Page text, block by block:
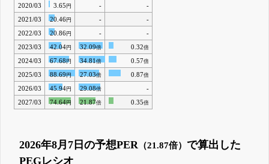
2020/03
3.65 円 -
-
2021/03
20.46円 -
-
2022/03
20.86円 -
-
2023/03
42.04円 32.09倍 0.32倍
2024/03 67.68 円 34.81 倍 0.57倍
2025/03 88.69 円 27.03倍 0.87倍
2026/03 45.94円 29.08倍
-
2027/03
74.64円 21.87倍 0.35倍
2026年8月7日の予想PER （21.87倍） で算出した
PEGレシオ